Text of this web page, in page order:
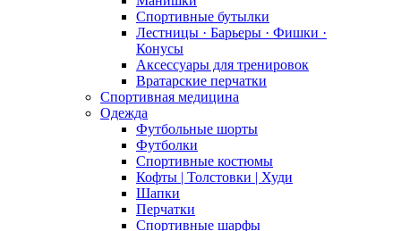
Спортивные бутылки
Лестницы · Барьеры · Фишки ·
Конусы
Аксессуары для тренировок
Вратарские перчатки
Спортивная медицина
Одежда
Футбольные шорты
Футболки
Спортивные костюмы
Кофты | Толстовки | Худи
Шапки
Перчатки
Спортивные шарфы